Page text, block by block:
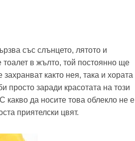
със слънцето, лятото и
в жълто, той постоянно ще
както нея, така и хората
заради красотата на този
какво да носите това облекло не е
приятелски цвят.